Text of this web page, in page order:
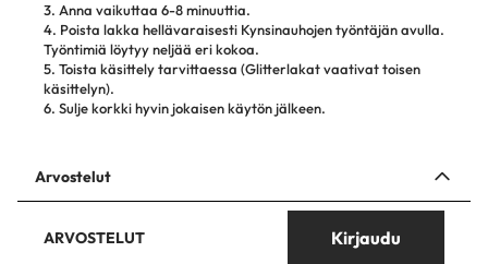
3. Anna vaikuttaa 6-8 minuuttia.
4. Poista lakka hellävaraisesti Kynsinauhojen työntäjän avulla.
Työntimiä löytyy neljää eri kokoa.
5. Toista käsittely tarvittaessa (Glitterlakat vaativat toisen
käsittelyn).
6. Sulje korkki hyvin jokaisen käytön jälkeen.
Arvostelut
ARVOSTELUT Kirjaudu